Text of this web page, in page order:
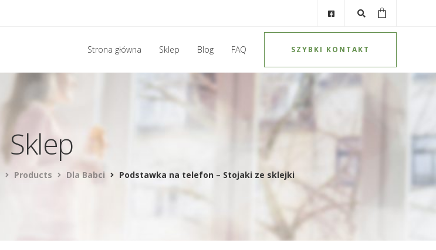
Strona główna Sklep Blog FAQ SZYBKI KONTAKT
Sklep
Products Dla Babci Podstawka na telefon – Stojaki ze sklejki